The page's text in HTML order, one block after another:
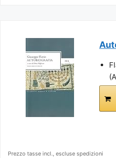
Prezzo tasse incl., escluse spedizioni